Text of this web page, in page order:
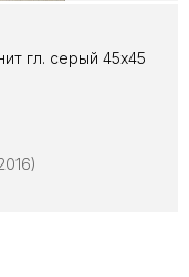
гл. серый 45х45